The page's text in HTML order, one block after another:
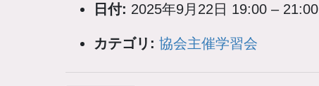
日付: 2025年9月22日 19:00 – 21:00
カテゴリ: 協会主催学習会